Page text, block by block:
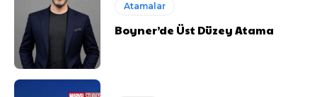
Atamalar
Boyner’de Üst Düzey Atama